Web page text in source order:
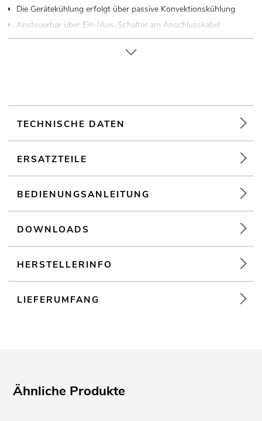
Die Gerätekühlung erfolgt über passive Konvektionskühlung
Ansteuerbar über Ein-/Aus-Schalter am Anschlusskabel
Mit einem Abstrahlwinkel von 30°
Geräuschloser Betrieb
Einsatzmöglichkeit: Fliegend; stehend
TECHNISCHE DATEN
ERSATZTEILE
BEDIENUNGSANLEITUNG
DOWNLOADS
HERSTELLERINFO
LIEFERUMFANG
Ähnliche Produkte